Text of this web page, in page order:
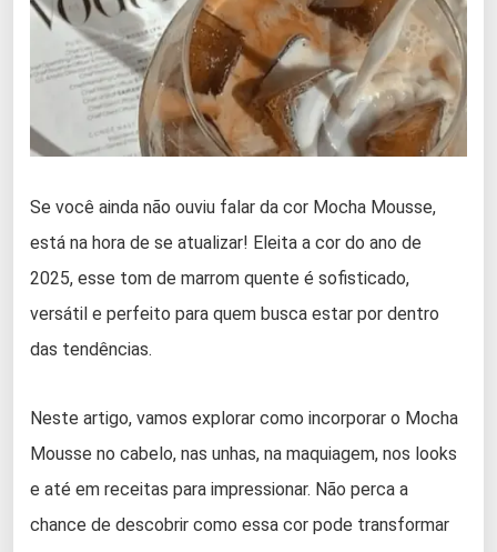
Se você ainda não ouviu falar da cor Mocha Mousse,
está na hora de se atualizar! Eleita a cor do ano de
2025, esse tom de marrom quente é sofisticado,
versátil e perfeito para quem busca estar por dentro
das tendências.
Neste artigo, vamos explorar como incorporar o Mocha
Mousse no cabelo, nas unhas, na maquiagem, nos looks
e até em receitas para impressionar. Não perca a
chance de descobrir como essa cor pode transformar